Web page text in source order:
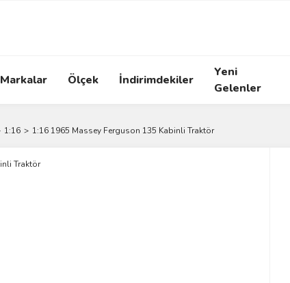
Markalar Ölçek İndirimdekiler
Yeni
Gelenler
1:16 1:16 1965 Massey Ferguson 135 Kabinli Traktör